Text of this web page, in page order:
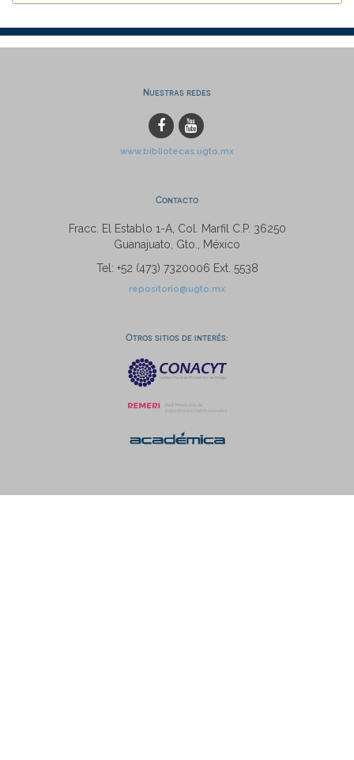
Nuestras redes
www.bibliotecas.ugto.mx
Contacto
Fracc. El Establo 1-A, Col. Marfil C.P. 36250
Guanajuato, Gto., México
Tel: +52 (473) 7320006 Ext. 5538
repositorio@ugto.mx
Otros sitios de interés: